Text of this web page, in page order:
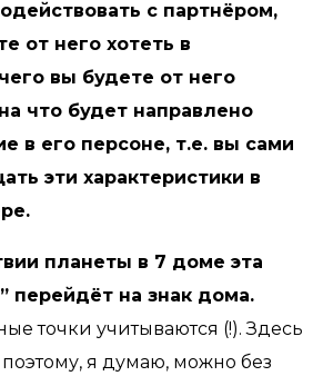
с партнёром,
от него хотеть в
вы будете от него
что будет направлено
в его персоне, т.е. вы сами
эти характеристики в
планеты в 7 доме эта
перейдёт на знак дома.
точки учитываются (!). Здесь
я думаю, можно без